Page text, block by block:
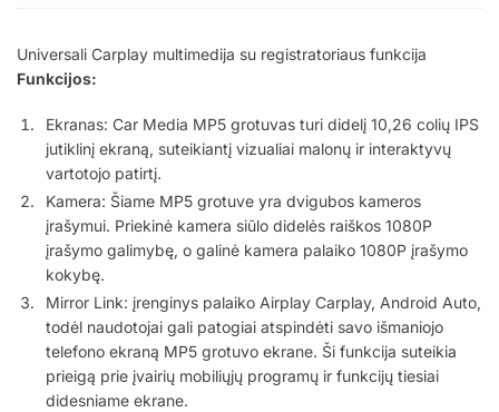
Universali Carplay multimedija su registratoriaus funkcija
Funkcijos:
Ekranas: Car Media MP5 grotuvas turi didelį 10,26 colių IPS
jutiklinį ekraną, suteikiantį vizualiai malonų ir interaktyvų
vartotojo patirtį.
Kamera: Šiame MP5 grotuve yra dvigubos kameros
įrašymui. Priekinė kamera siūlo didelės raiškos 1080P
įrašymo galimybę, o galinė kamera palaiko 1080P įrašymo
kokybę.
Mirror Link: įrenginys palaiko Airplay Carplay, Android Auto,
todėl naudotojai gali patogiai atspindėti savo išmaniojo
telefono ekraną MP5 grotuvo ekrane. Ši funkcija suteikia
prieigą prie įvairių mobiliųjų programų ir funkcijų tiesiai
didesniame ekrane.